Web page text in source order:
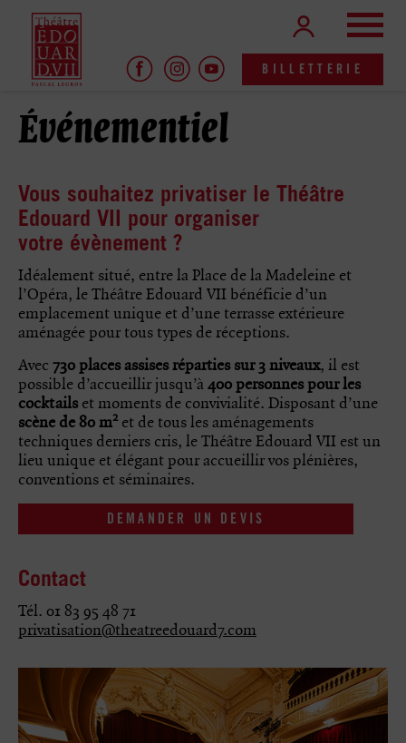
contenu
principal
BILLETTERIE
Événementiel
Vous souhaitez privatiser le Théâtre
Edouard VII pour organiser
votre évènement ?
Idéalement situé, entre la Place de la Madeleine et
l’Opéra, le Théâtre Edouard VII bénéficie d’un
emplacement unique et d’une terrasse extérieure
aménagée pour tous types de réceptions.
Avec 730 places assises réparties sur 3 niveaux, il est
possible d’accueillir jusqu’à 400 personnes pour les
cocktailset moments de convivialité. Disposant d’une
scène de 80 m2et de tous les aménagements
techniques derniers cris, le Théâtre Edouard VII est un
lieu unique et élégant pour accueillir vos plénières,
conventions et séminaires.
DEMANDER UN DEVIS
Contact
Tél. 01 83 95 48 71
privatisation@theatreedouard7.com
Panneau de gestion des cookies